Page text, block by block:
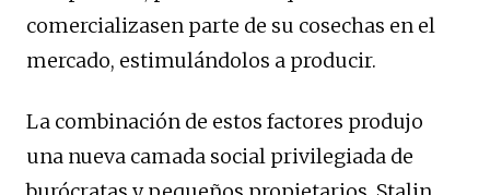
comercializasen parte de su cosechas en el
mercado, estimulándolos a producir.
La combinación de estos factores produjo
una nueva camada social privilegiada de